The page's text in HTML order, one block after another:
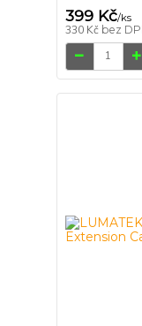
399 Kč/ks
330 Kč bez